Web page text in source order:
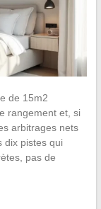
de 15m2
rangement et, si
arbitrages nets
dix pistes qui
pas de